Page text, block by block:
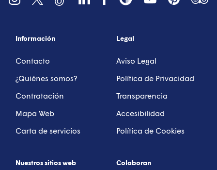
Información
Contacto
¿Quiénes somos?
Contratación
Mapa Web
Carta de servicios
Legal
Aviso Legal
Política de Privacidad
Transparencia
Accesibilidad
Política de Cookies
Nuestros sitios web Colaboran